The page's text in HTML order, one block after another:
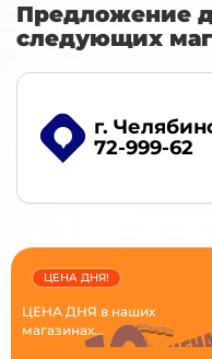
Предложение
следующих
г.
72-999-62
ЦЕНА ДНЯ в наших
магазинах...
ЦЕНА ДНЯ!